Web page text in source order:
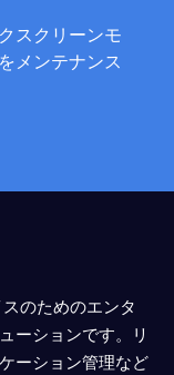
スクリーンモ
メンテナンス
のためのエンタ
ーションです。リ
ーション管理など